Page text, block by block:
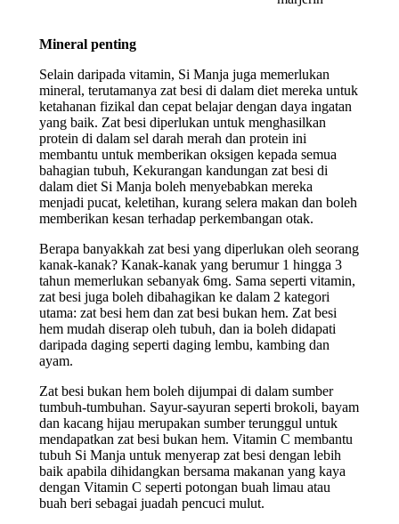
Mineral penting
Selain daripada vitamin, Si Manja juga memerlukan
mineral, terutamanya zat besi di dalam diet mereka untuk
ketahanan fizikal dan cepat belajar dengan daya ingatan
yang baik. Zat besi diperlukan untuk menghasilkan
protein di dalam sel darah merah dan protein ini
membantu untuk memberikan oksigen kepada semua
bahagian tubuh, Kekurangan kandungan zat besi di
dalam diet Si Manja boleh menyebabkan mereka
menjadi pucat, keletihan, kurang selera makan dan boleh
memberikan kesan terhadap perkembangan otak.
Berapa banyakkah zat besi yang diperlukan oleh seorang
kanak-kanak? Kanak-kanak yang berumur 1 hingga 3
tahun memerlukan sebanyak 6mg. Sama seperti vitamin,
zat besi juga boleh dibahagikan ke dalam 2 kategori
utama: zat besi hem dan zat besi bukan hem. Zat besi
hem mudah diserap oleh tubuh, dan ia boleh didapati
daripada daging seperti daging lembu, kambing dan
ayam.
Zat besi bukan hem boleh dijumpai di dalam sumber
tumbuh-tumbuhan. Sayur-sayuran seperti brokoli, bayam
dan kacang hijau merupakan sumber terunggul untuk
mendapatkan zat besi bukan hem. Vitamin C membantu
tubuh Si Manja untuk menyerap zat besi dengan lebih
baik apabila dihidangkan bersama makanan yang kaya
dengan Vitamin C seperti potongan buah limau atau
buah beri sebagai juadah pencuci mulut.